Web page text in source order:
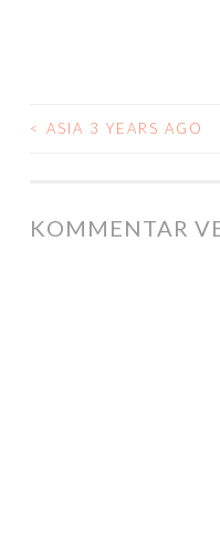
< ASIA 3 YEARS AGO
KOMMENTAR